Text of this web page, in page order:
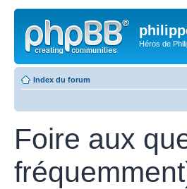
Héros de
Index du forum
Foire aux